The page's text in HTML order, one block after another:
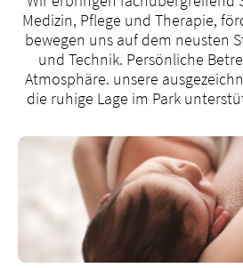
Medizin, Pflege und Therapie,
bewegen uns auf dem neusten
und Technik. Persönliche
Atmosphäre. unsere
die ruhige Lage im Park